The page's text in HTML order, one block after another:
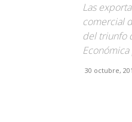
Las
comercial
del triunfo
Económica
30 octubre,